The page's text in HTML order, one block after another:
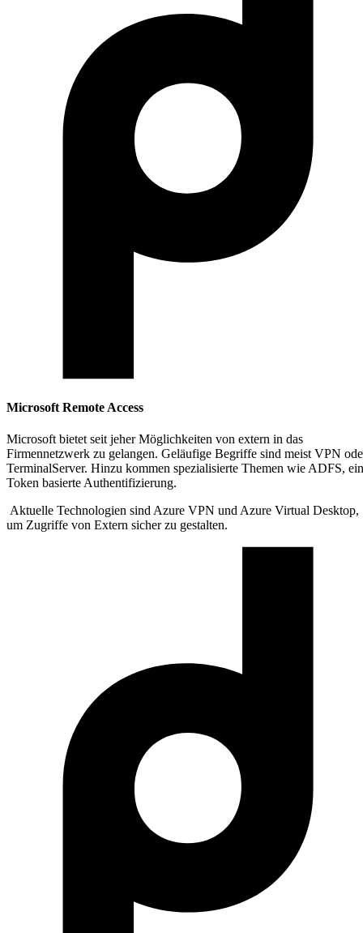
Microsoft Remote Access
Microsoft bietet seit jeher Möglichkeiten von extern in das
Firmennetzwerk zu gelangen. Geläufige Begriffe sind meist VPN
TerminalServer. Hinzu kommen spezialisierte Themen wie ADFS,
Token basierte Authentifizierung.
Aktuelle Technologien sind Azure VPN und Azure Virtual Desktop,
um Zugriffe von Extern sicher zu gestalten.